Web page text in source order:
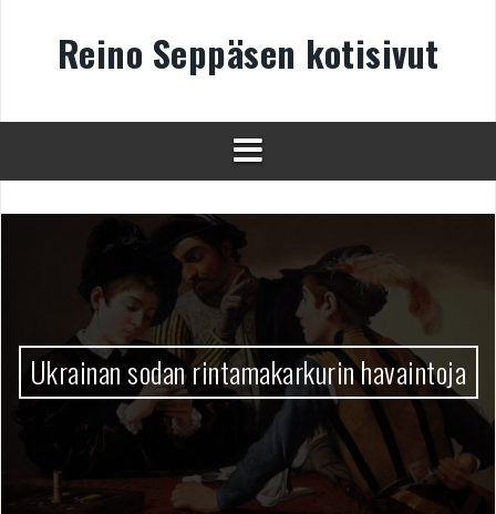
Reino Seppäsen kotisivut
Ukrainan sodan rintamakarkurin havaintoja